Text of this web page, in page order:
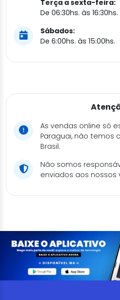
Terça a sexta-feira:
De 06:30hs. às 16:30hs.
Sábados:
De 6:00hs. às 15:00hs.
As vendas online só
Paraguai, não temos
Brasil.
Não somos
enviados aos nossos